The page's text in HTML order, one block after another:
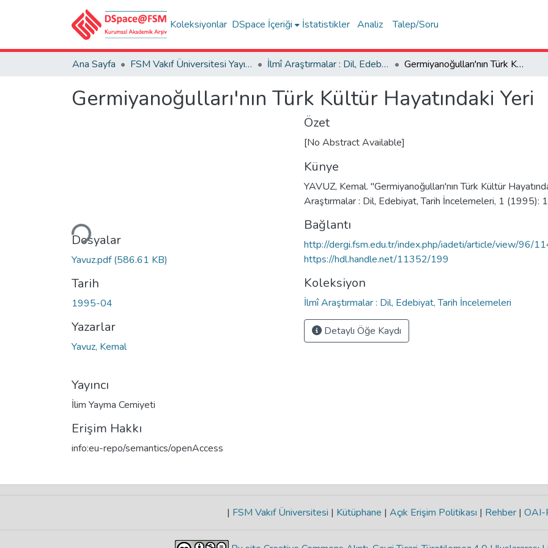
Koleksiyonlar DSpace İçeriği İstatistikler Analiz Talep/Soru
Ana Sayfa FSM Vakıf Üniversitesi Yayınları / Publications of FSM Vakif University İlmî Araştırmalar : Dil, Edebiyat, Tarih İncelemeleri Germiyanoğulları'nın Türk Kültür Hayatındaki Yeri
Germiyanoğulları'nın Türk Kültür Hayatındaki Yeri
Yükleniyor...
Dosyalar
Yavuz.pdf(586.61 KB)
Tarih
1995-04
Yazarlar
Yavuz, Kemal
Yayıncı
İlim Yayma Cemiyeti
Erişim Hakkı
info:eu-repo/semantics/openAccess
Özet
[No Abstract Available]
Künye
YAVUZ, Kemal. "Germiyanoğulları'nın Türk Kültür
Araştırmalar : Dil, Edebiyat, Tarih İncelemeleri, 1 (1995):
Bağlantı
http://dergi.fsm.edu.tr/index.php/iadeti/article/view/96/
https://hdl.handle.net/11352/199
Koleksiyon
İlmî Araştırmalar : Dil, Edebiyat, Tarih İncelemeleri
Detaylı Öğe Kaydı
| FSM Vakıf Üniversitesi | Kütüphane | Açık Erişim Politikası | Rehber | OAI-